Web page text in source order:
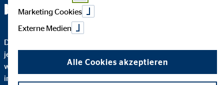
bei mir nicht hören.
Das wichtigste an einer guten Finanzberatung ist, dass Sie
jeden Schritt verstehen. Darum erkläre ich Ihnen bis ins Detail,
warum ich eine bestimmte Finanzlösung empfehle und
inwiefern diese zu Ihnen und Ihren individuellen Bedürfnissen
Marketing Cookies
Externe Medien
Alle Cookies akzeptieren